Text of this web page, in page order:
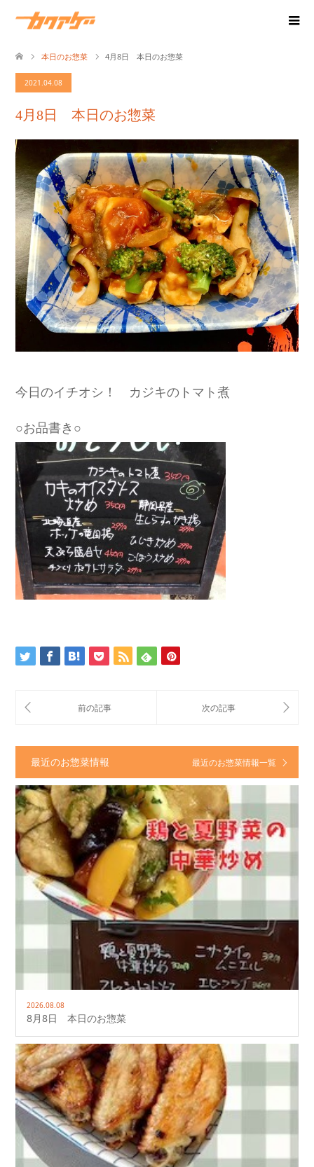
本日のお惣菜 4月8日 本日のお惣菜
2021.04.08
4月8日 本日のお惣菜
今日のイチオシ！ カジキのトマト煮
○お品書き○
最近のお惣菜情報 最近のお惣菜情報一覧
2026.08.08
8月8日 本日のお惣菜